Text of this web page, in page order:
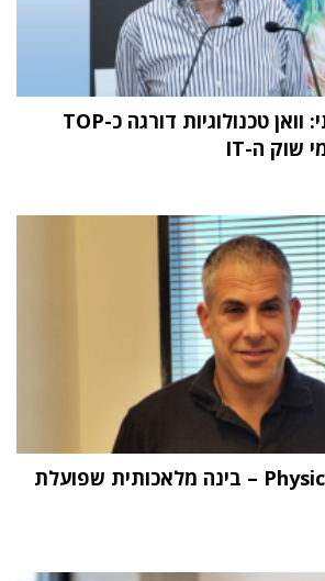
מחקר STKI השנתי: וואן טכנולוגיות דורגה כ-TOP
"העתיד הוא Physical AI – בינה מלאכותית שפועלת